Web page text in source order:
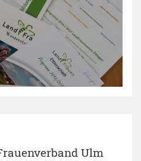
Ulm